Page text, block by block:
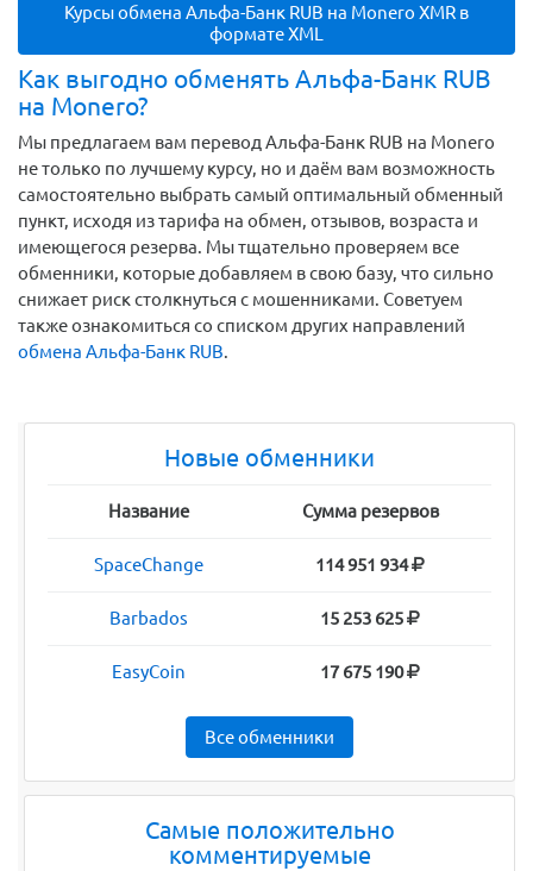
Курсы обмена Альфа-Банк RUB на Monero XMR в
формате XML
Как выгодно обменять Альфа-Банк RUB
на Monero?
Мы предлагаем вам перевод Альфа-Банк RUB на Monero
не только по лучшему курсу, но и даём вам возможность
самостоятельно выбрать самый оптимальный обменный
пункт, исходя из тарифа на обмен, отзывов, возраста и
имеющегося резерва. Мы тщательно проверяем все
обменники, которые добавляем в свою базу, что сильно
снижает риск столкнуться с мошенниками. Советуем
также ознакомиться со списком других направлений
обмена Альфа-Банк RUB.
Новые обменники
Название Сумма резервов
SpaceChange 114 951 934
Barbados 15 253 625
EasyCoin 17 675 190
Все обменники
Самые положительно
комментируемые